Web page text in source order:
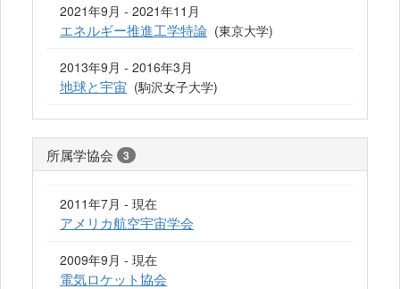
2021年9月 - 2021年11月
エネルギー推進工学特論 (東京大学)
2013年9月 - 2016年3月
地球と宇宙 (駒沢女子大学)
所属学協会 3
2011年7月 - 現在
アメリカ航空宇宙学会
2009年9月 - 現在
電気ロケット協会